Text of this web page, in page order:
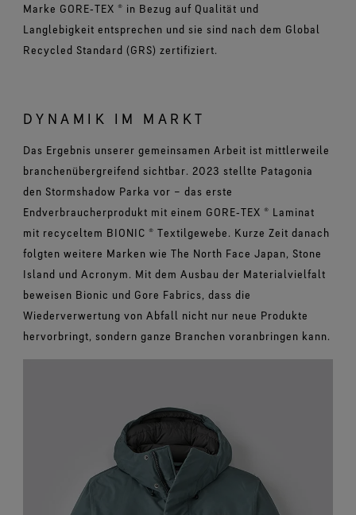
Marke GORE‑TEX ® in Bezug auf Qualität und
Langlebigkeit entsprechen und sie sind nach dem Global
Recycled Standard (GRS) zertifiziert.
DYNAMIK IM MARKT
Das Ergebnis unserer gemeinsamen Arbeit ist mittlerweile
branchenübergreifend sichtbar. 2023 stellte Patagonia
den Stormshadow Parka vor – das erste
Endverbraucherprodukt mit einem GORE‑TEX ® Laminat
mit recyceltem BIONIC ® Textilgewebe. Kurze Zeit danach
folgten weitere Marken wie The North Face Japan, Stone
Island und Acronym. Mit dem Ausbau der Materialvielfalt
beweisen Bionic und Gore Fabrics, dass die
Wiederverwertung von Abfall nicht nur neue Produkte
hervorbringt, sondern ganze Branchen voranbringen kann.